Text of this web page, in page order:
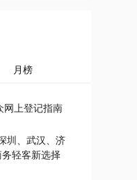
月榜
网上登记指南
圳、武汉、济
务轻客新选择